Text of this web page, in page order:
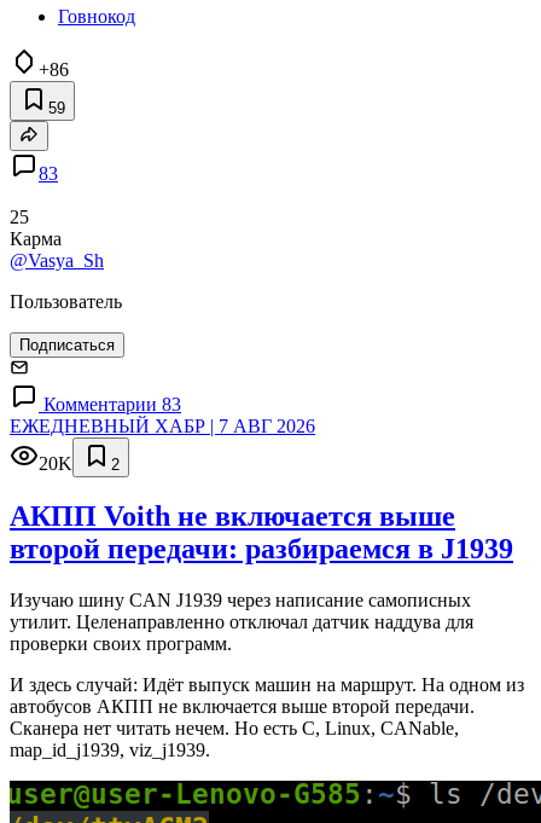
Говнокод
+86
59
83
25
Карма
@Vasya_Sh
Пользователь
Подписаться
Комментарии 83
ЕЖЕДНЕВНЫЙ ХАБР | 7 АВГ 2026
20K
2
АКПП Voith не включается выше
второй передачи: разбираемся в J1939
Изучаю шину CAN J1939 через написание самописных
утилит. Целенаправленно отключал датчик наддува для
проверки своих программ.
И здесь случай: Идёт выпуск машин на маршрут. На одном из
автобусов АКПП не включается выше второй передачи.
Сканера нет читать нечем. Но есть C, Linux, CANable,
map_id_j1939, viz_j1939.